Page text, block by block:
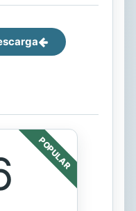
POPULAR